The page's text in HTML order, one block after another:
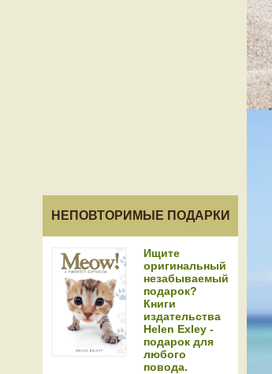
НЕПОВТОРИМЫЕ ПОДАРКИ
Ищите
оригинальный
незабываемый
подарок?
Книги
издательства
Helen Exley -
подарок для
любого
повода.